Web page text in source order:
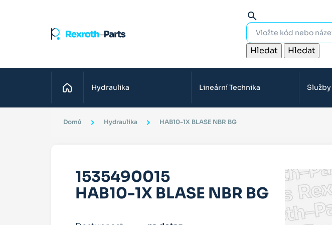
search
Hledat Hledat
Domů Hydraulika Lineární Technika Služby
Domů Hydraulika HAB10-1X BLASE NBR BG
1535490015
HAB10-1X BLASE NBR BG